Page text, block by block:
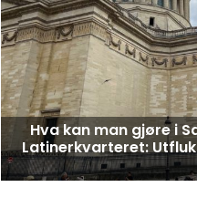
Hva kan man gjøre i
Latinerkvarteret: